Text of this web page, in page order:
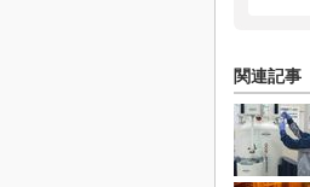
関連記事